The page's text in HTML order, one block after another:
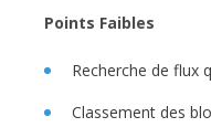
Points Faibles
Recherche de flux
Classement des